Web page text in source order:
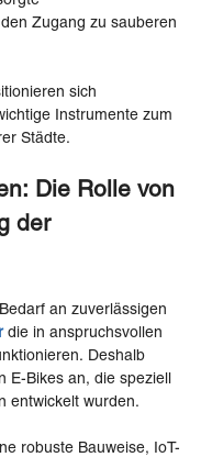
Zugang zu sauberen
sich
Instrumente zum
Städte.
Die Rolle von
der
an zuverlässigen
die in anspruchsvollen
Deshalb
E-Bikes an, die speziell
entwickelt wurden.
robuste Bauweise, IoT-